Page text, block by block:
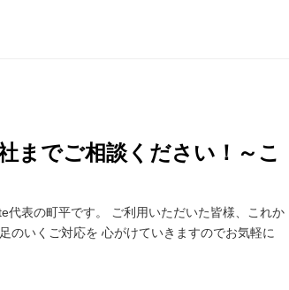
までご相談ください！～こ
代表の町平です。 ご利用いただいた皆様、これか
のいくご対応を 心がけていきますのでお気軽に